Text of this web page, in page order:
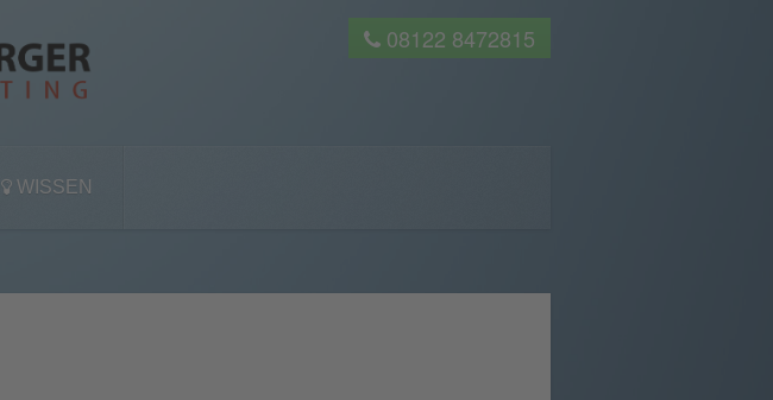
08122 8472815
WISSEN